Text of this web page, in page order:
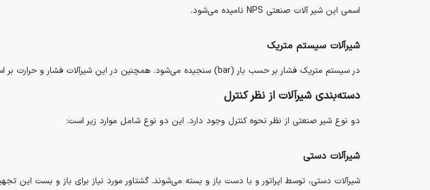
اسمی این شیر آلات صنعتی NPS نامیده می‌شود.
شیرآلات سیستم متریک
در سیستم متریک فشار بر حسب بار (bar) سنجیده می‌شود. همچنین در این شیرآلات فشار و حرارت بر اساس استاندارد EN 1092-1 بررسی می‌شوند. اندازه اسمی نیز در این سیستم DN نام دارد.
دسته‌بندی شیرآلات از نظر کنترل
دو نوع شیر صنعتی از نظر نحوه کنترل وجود دارد. این دو نوع شامل موارد زیر است:
شیرآلات دستی